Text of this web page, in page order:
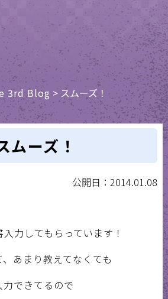
3rd Blog> スムーズ！
ムーズ！
公開日：2014.01.08
力してもらっています！
あまり教えてなくても
できてるので